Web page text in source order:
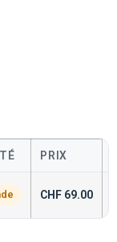
PRIX
CHF 69.00